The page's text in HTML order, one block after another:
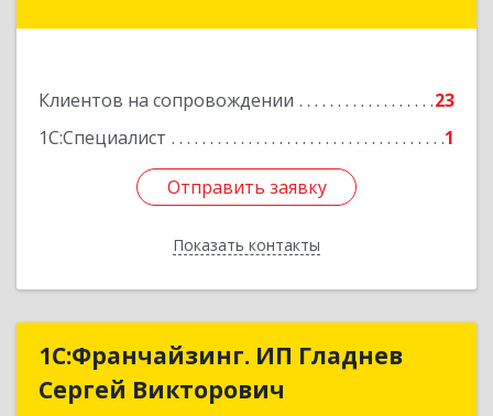
Клиентов на сопровождении
23
1С:Специалист
1
Отправить заявку
Показать контакты
Подробнее
Отправить заявку
Назад
1С:Франчайзинг. ИП Гладнев
Сергей Викторович
1С:Франчайзинг. ИП Гладнев
Сергей Викторович